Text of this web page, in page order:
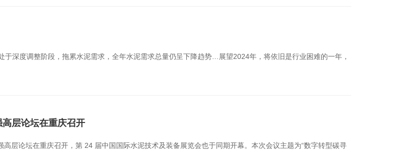
深度调整阶段，拖累水泥需求，全年水泥需求总量仍呈下降趋势…展望2024年，将依旧是行业困难的一年，
层论坛在重庆召开
层论坛在重庆召开，第 24 届中国国际水泥技术及装备展览会也于同期开幕。本次会议主题为“数字转型碳寻